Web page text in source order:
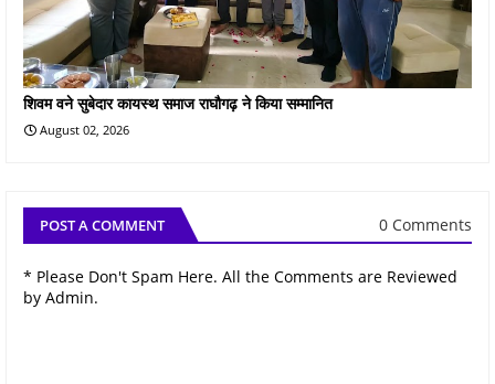
शिवम वने सुबेदार कायस्थ समाज राघौगढ़ ने किया सम्मानित
August 02, 2026
POST A COMMENT 0 Comments
* Please Don't Spam Here. All the Comments are Reviewed
by Admin.